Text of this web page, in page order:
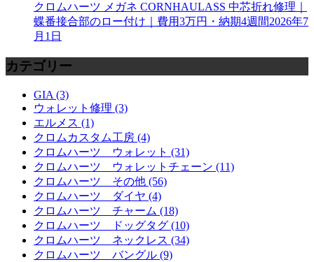
クロムハーツ メガネ CORNHAULASS 中芯折れ修理｜
蝶番接合部のロー付け｜費用3万円・納期4週間2026年7
月1日
カテゴリー
GIA (3)
ウォレット修理 (3)
エルメス (1)
クロムカスタム工房 (4)
クロムハーツ ウォレット (31)
クロムハーツ ウォレットチェーン (11)
クロムハーツ その他 (56)
クロムハーツ ダイヤ (4)
クロムハーツ チャーム (18)
クロムハーツ ドッグタグ (10)
クロムハーツ ネックレス (34)
クロムハーツ バングル (9)